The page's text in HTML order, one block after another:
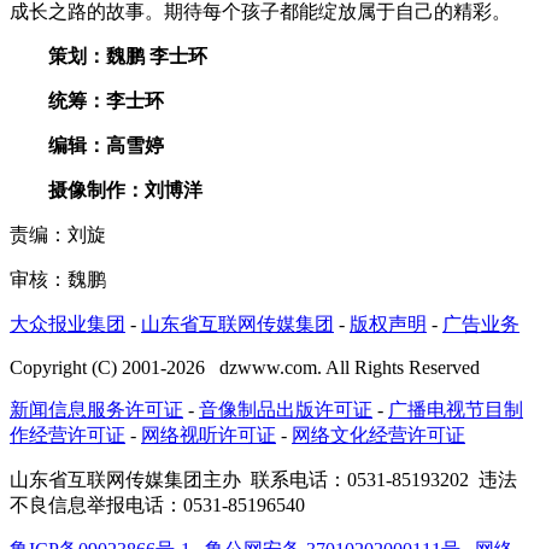
成长之路的故事。期待每个孩子都能绽放属于自己的精彩。
策划：魏鹏 李士环
统筹：李士环
编辑：高雪婷
摄像制作：刘博洋
责编：刘旋
审核：魏鹏
大众报业集团 - 山东省互联网传媒集团 - 版权声明 - 广告业务
Copyright (C) 2001-2026 dzwww.com. All Rights Reserved
新闻信息服务许可证 - 音像制品出版许可证 - 广播电视节目制
作经营许可证 - 网络视听许可证 - 网络文化经营许可证
山东省互联网传媒集团主办 联系电话：0531-85193202 违法
不良信息举报电话：0531-85196540